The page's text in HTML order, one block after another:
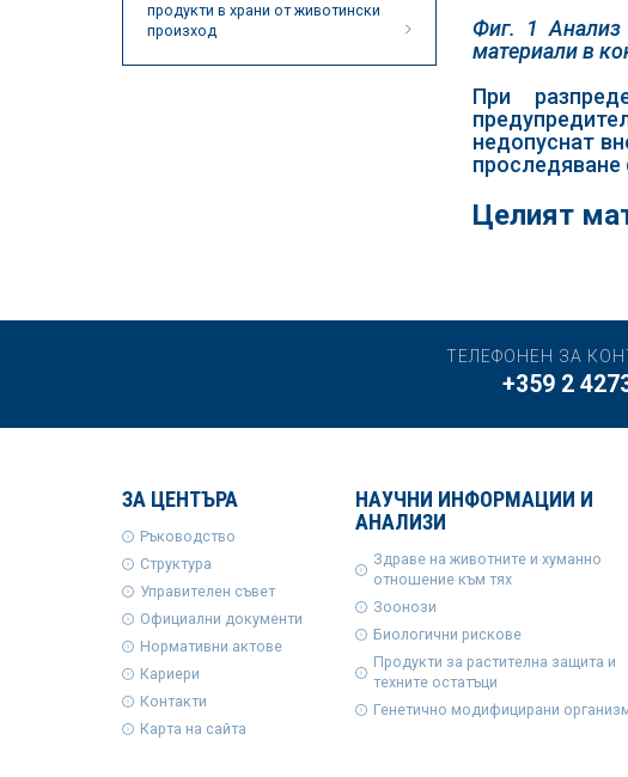
продукти в храни от животински
произход
Фиг. 1 Анализ
материали в
При
недопуснат
проследяване
Целият
ТЕЛЕФОНЕН ЗА
+359 2
ЗА ЦЕНТЪРА
Ръководство
Структура
Управителен съвет
Официални документи
Нормативни актове
Кариери
Контакти
Карта на сайта
НАУЧНИ ИНФОРМАЦИИ И
АНАЛИЗИ
Здраве на животните и хуманно
отношение към тях
Зоонози
Биологични рискове
Продукти за растителна защита и
техните остатъци
Генетично модифицирани